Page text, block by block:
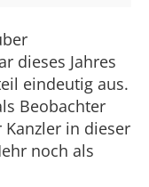
dieses Jahres
eindeutig aus.
Beobachter
in dieser
noch als